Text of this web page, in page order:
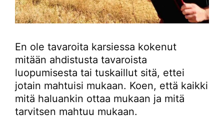
En ole tavaroita karsiessa kokenut
mitään ahdistusta tavaroista
luopumisesta tai tuskaillut sitä, ettei
jotain mahtuisi mukaan. Koen, että kaikki
mitä haluankin ottaa mukaan ja mitä
tarvitsen mahtuu mukaan.